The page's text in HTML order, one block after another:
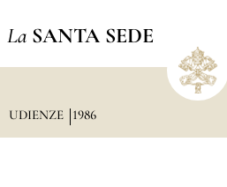
La SANTA SEDE
UDIENZE 1986